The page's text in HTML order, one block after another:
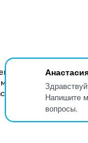
Напишите
вопросы.
в
передать